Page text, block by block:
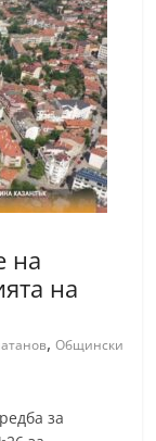
на
на
,Общински
за